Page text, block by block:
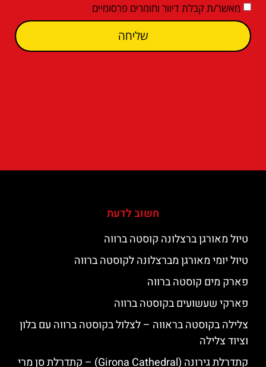
מאשר/ת קבלת דיוור וחומרים פרסומיים
שליחה
חשוב לדעת
טיול מאורגן ברצלונה קוסטה ברווה
טיול יומי מאורגן מברצלונה לקוסטה ברווה
פארק מים קוסטה ברווה
פארקי שעשועים בקוסטה ברווה
צלילה בקוסטה בראווה – לצלול בקוסטה ברווה עם בלון
וציוד צלילה
קתדרלת גירונה (Girona Cathedral) – קתדרלת סן מרי